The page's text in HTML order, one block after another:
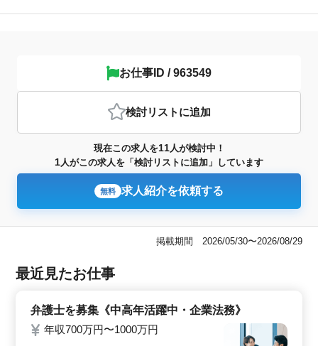
お仕事ID / 963549
検討リスト に追加
現在この求人を11人が検討中！
1人がこの求人を「検討リストに追加」しています
無料 求人紹介を依頼する
掲載期間 2026/05/30〜2026/08/29
最近見たお仕事
弁護士を募集《中高年活躍中・企業法務》
年収700万円〜1000万円